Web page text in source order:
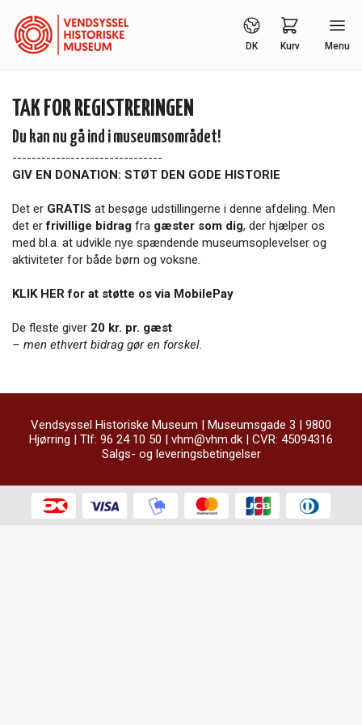
DK Kurv Menu
TAK FOR REGISTRERINGEN
Du kan nu gå ind i museumsområdet!
-------------------------------
GIV EN DONATION: STØT DEN GODE HISTORIE
Det er GRATIS at besøge udstillingerne i denne afdeling. Men
det erfrivillige bidrag fra gæster som dig, der hjælper os
med bl.a. at ­udvikle nye spændende museums­oplevelser og
aktiviteter for både børn og voksne.
KLIK HER for at støtte os via MobilePay
De fleste giver 20 kr. pr. gæst
– men ethvert bidrag gør en forskel.
Vendsyssel Historiske Museum | Museumsgade 3 | 9800
Hjørring | Tlf: 96 24 10 50 | vhm@vhm.dk | CVR: 45094316
Salgs- og leveringsbetingelser